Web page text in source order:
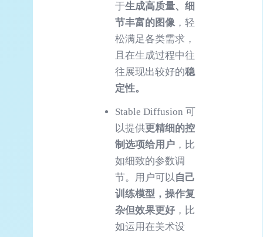
于生成高质量、细
节丰富的图像 ，轻
松满足各类需求，
且在生成过程中往
往展现出较好的稳
定性。
Stable Diffusion 可
以提供更精细的控
制选项给用户 ，比
如细致的参数调
节。用户可以自己
训练模型，操作复
杂但效果更好 ，比
如运用在美术设